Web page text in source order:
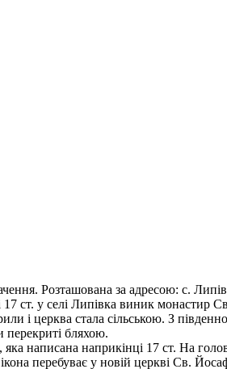
Розташована за адресою: с.
у селі Липівка виник монастир
церква стала сільською. З
перекриті бляхою.
написана наприкінці 17 ст. На
перебуває у новій церкві Св.